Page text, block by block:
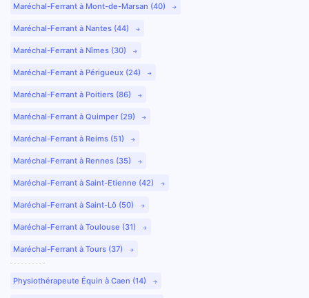
Maréchal-Ferrant à Mont-de-Marsan (40)
Maréchal-Ferrant à Nantes (44)
Maréchal-Ferrant à Nîmes (30)
Maréchal-Ferrant à Périgueux (24)
Maréchal-Ferrant à Poitiers (86)
Maréchal-Ferrant à Quimper (29)
Maréchal-Ferrant à Reims (51)
Maréchal-Ferrant à Rennes (35)
Maréchal-Ferrant à Saint-Etienne (42)
Maréchal-Ferrant à Saint-Lô (50)
Maréchal-Ferrant à Toulouse (31)
Maréchal-Ferrant à Tours (37)
Physiothérapeute Équin à Caen (14)